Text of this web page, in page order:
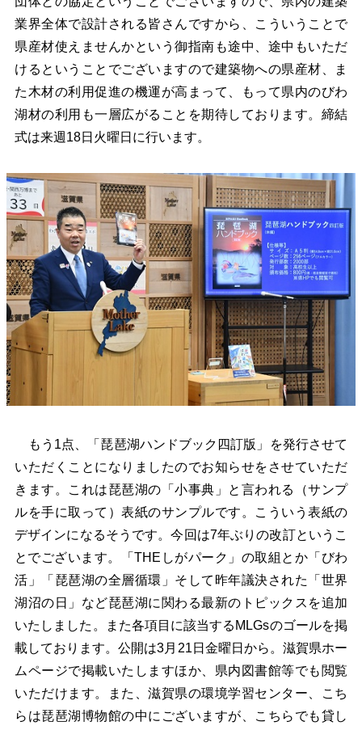
業界全体で設計される皆さんですから、こういうことで
県産材使えませんかという御指南も途中、途中もいただ
けるということでございますので建築物への県産材、ま
た木材の利用促進の機運が高まって、もって県内のびわ
湖材の利用も一層広がることを期待しております。締結
式は来週18日火曜日に行います。
もう1点、「琵琶湖ハンドブック四訂版」を発行させて
いただくことになりましたのでお知らせをさせていただ
きます。これは琵琶湖の「小事典」と言われる（サンプ
ルを手に取って）表紙のサンプルです。こういう表紙の
デザインになるそうです。今回は7年ぶりの改訂というこ
とでございます。「THEしがパーク」の取組とか「びわ
活」「琵琶湖の全層循環」そして昨年議決された「世界
湖沼の日」など琵琶湖に関わる最新のトピックスを追加
いたしました。また各項目に該当するMLGsのゴールを掲
載しております。公開は3月21日金曜日から。滋賀県ホー
ムページで掲載いたしますほか、県内図書館等でも閲覧
いただけます。また、滋賀県の環境学習センター、こち
らは琵琶湖博物館の中にございますが、こちらでも貸し